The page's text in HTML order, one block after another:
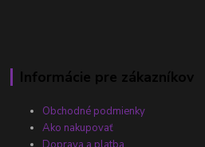
Informácie pre zákazníkov
Obchodné podmienky
Ako nakupovať